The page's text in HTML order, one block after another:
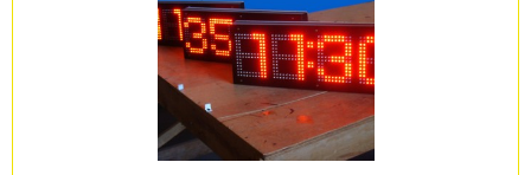
organizador.